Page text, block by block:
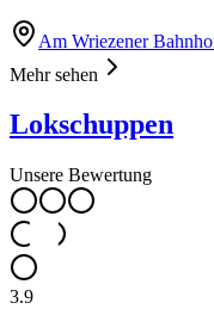
Am Wriezener
Mehr sehen
Lokschuppen
Unsere Bewertung
3.9